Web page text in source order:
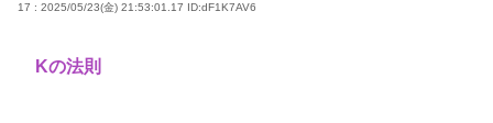
17 : 2025/05/23(金) 21:53:01.17 ID:dF1K7AV6
Kの法則